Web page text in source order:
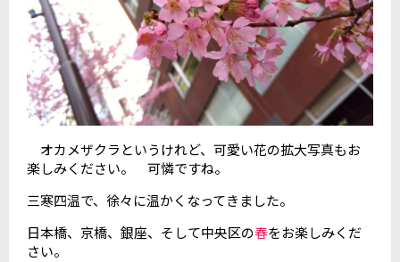
オカメザクラというけれど、可愛い花の拡大写真もお
楽しみください。 可憐ですね。
三寒四温で、徐々に温かくなってきました。
日本橋、京橋、銀座、そして中央区の春をお楽しみくだ
さい。